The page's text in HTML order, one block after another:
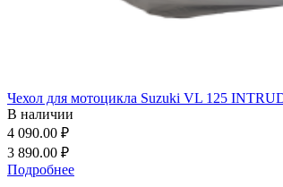
Чехол для мотоцикла Suzuki VL 125
В наличии
4 090.00 ₽
3 890.00 ₽
Подробнее